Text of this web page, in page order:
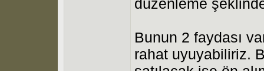
düzenleme
Bunun 2 faydası
rahat uyuyabiliriz.